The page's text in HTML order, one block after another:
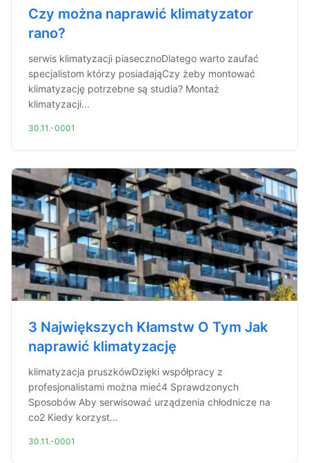
Czy można naprawić klimatyzator
rano?
serwis klimatyzacji piasecznoDlatego warto zaufać
specjalistom którzy posiadająCzy żeby montować
klimatyzację potrzebne są studia? Montaż
klimatyzacji...
30.11.-0001
3 Największych Kłamstw O Tym Jak
naprawić klimatyzację
klimatyzacja pruszkówDzięki współpracy z
profesjonalistami można mieć4 Sprawdzonych
Sposobów Aby serwisować urządzenia chłodnicze na
co2 Kiedy korzyst...
30.11.-0001